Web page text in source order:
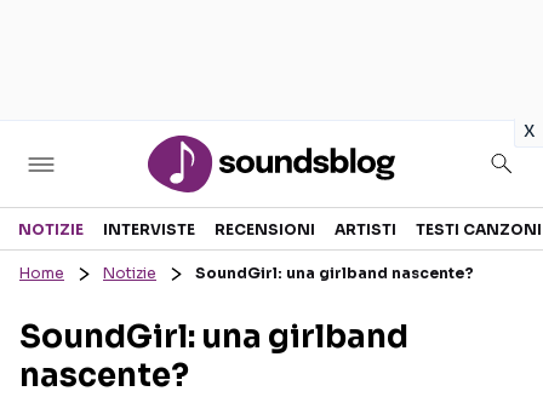
x
Sezioni
RECENSIONI MUSICALI
INTERVISTE
TESTI CANZONI
NOTIZIE INTERVISTE RECENSIONI ARTISTI TESTI CANZONI
Home Notizie SoundGirl: una girlband nascente?
SoundGirl: una girlband
nascente?